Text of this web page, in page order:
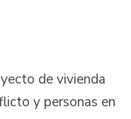
de vivienda
y personas en